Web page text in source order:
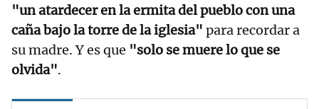
"un atardecer en la ermita del pueblo con una
caña bajo la torre de la iglesia" para recordar a
su madre. Y es que "solo se muere lo que se
olvida".